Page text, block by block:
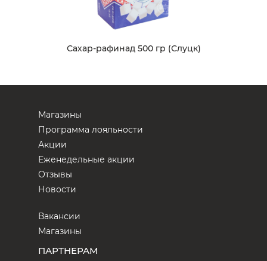
Сахар-рафинад 500 гр (Слуцк)
Магазины
Программа лояльности
Акции
Еженедельные акции
Отзывы
Новости
Вакансии
Магазины
ПАРТНЕРАМ